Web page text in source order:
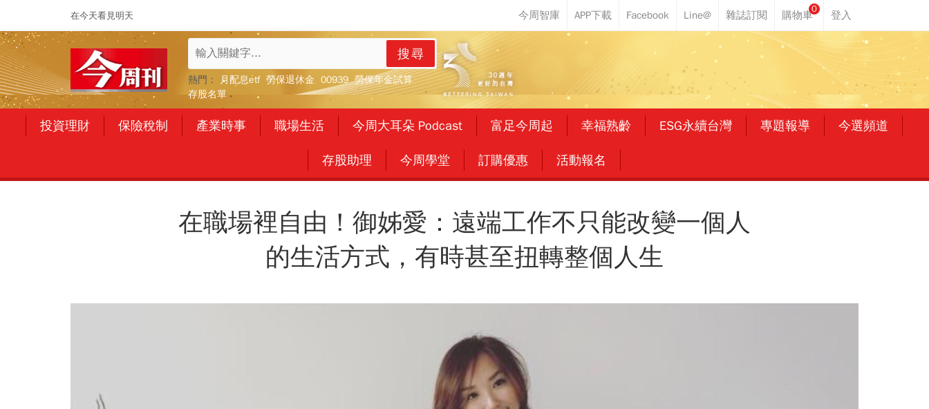
在今天看見明天
0
搜尋
熱門： 月配息etf 勞保退休金 00939 勞保年金試算
存股名單
投資理財 保險稅制 產業時事 職場生活 今周大耳朵 Podcast 富足今周起 幸福熟齡 ESG永續台灣 專題報導 今選頻道
存股助理 今周學堂 訂購優惠 活動報名
在職場裡自由！御姊愛：遠端工作不只能改變一個人
的生活方式，有時甚至扭轉整個人生